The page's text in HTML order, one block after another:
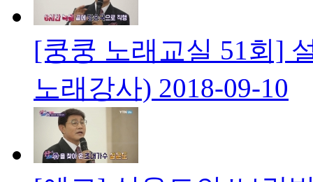
[쿵쿵 노래교실 51회]
노래강사) 2018-09-10